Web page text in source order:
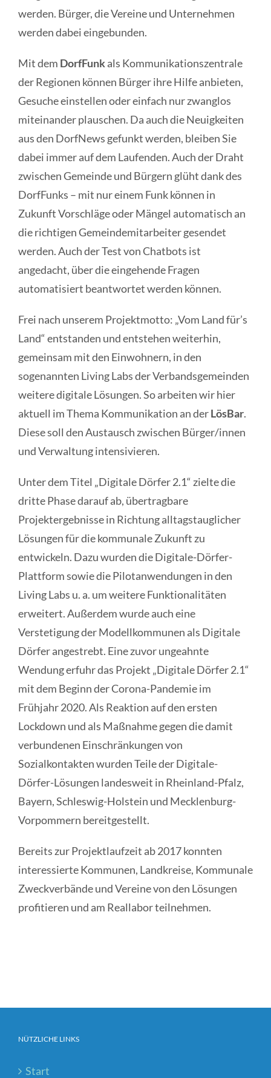
werden. Bürger, die Vereine und Unternehmen
werden dabei eingebunden.
Mit dem DorfFunkals Kommunikationszentrale
der Regionen können Bürger ihre Hilfe anbieten,
Gesuche einstellen oder einfach nur zwanglos
miteinander plauschen. Da auch die Neuigkeiten
aus den DorfNews gefunkt werden, bleiben Sie
dabei immer auf dem Laufenden. Auch der Draht
zwischen Gemeinde und Bürgern glüht dank des
DorfFunks – mit nur einem Funk können in
Zukunft Vorschläge oder Mängel automatisch an
die richtigen Gemeindemitarbeiter gesendet
werden. Auch der Test von Chatbots ist
angedacht, über die eingehende Fragen
automatisiert beantwortet werden können.
Frei nach unserem Projektmotto: „Vom Land für’s
Land“ entstanden und entstehen weiterhin,
gemeinsam mit den Einwohnern, in den
sogenannten Living Labs der Verbandsgemeinden
weitere digitale Lösungen. So arbeiten wir hier
aktuell im Thema Kommunikation an derLösBar.
Diese soll den Austausch zwischen Bürger/innen
und Verwaltung intensivieren.
Unter dem Titel „Digitale Dörfer 2.1“ zielte die
dritte Phase darauf ab, übertragbare
Projektergebnisse in Richtung alltagstauglicher
Lösungen für die kommunale Zukunft zu
entwickeln. Dazu wurden die Digitale-Dörfer-
Plattform sowie die Pilotanwendungen in den
Living Labs u. a. um weitere Funktionalitäten
erweitert. Außerdem wurde auch eine
Verstetigung der Modellkommunen als Digitale
Dörfer angestrebt. Eine zuvor ungeahnte
Wendung erfuhr das Projekt „Digitale Dörfer 2.1“
mit dem Beginn der Corona-Pandemie im
Frühjahr 2020. Als Reaktion auf den ersten
Lockdown und als Maßnahme gegen die damit
verbundenen Einschränkungen von
Sozialkontakten wurden Teile der Digitale-
Dörfer-Lösungen landesweit in Rheinland-Pfalz,
Bayern, Schleswig-Holstein und Mecklenburg-
Vorpommern bereitgestellt.
Bereits zur Projektlaufzeit ab 2017 konnten
interessierte Kommunen, Landkreise, Kommunale
Zweckverbände und Vereine von den Lösungen
profitieren und am Reallabor teilnehmen.
NÜTZLICHE LINKS
Start